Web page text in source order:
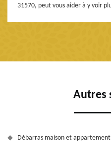
31570, peut vous aider à y voir
Autres
Débarras maison et